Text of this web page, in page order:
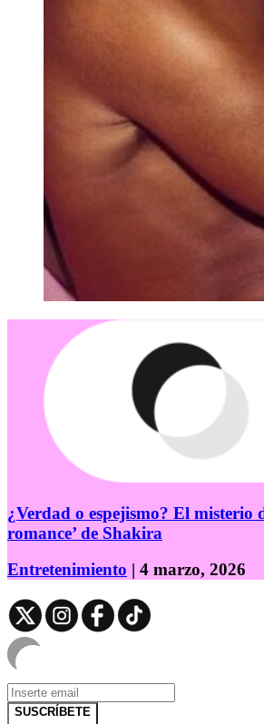
¿Verdad o espejismo? El misterio
romance’ de Shakira
Entretenimiento | 4 marzo, 2026
SUSCRÍBETE